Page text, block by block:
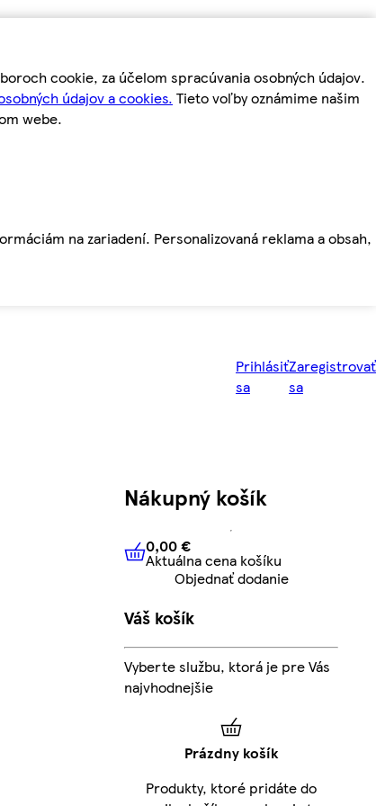
cookie, za účelom spracúvania osobných údajov.
údajov a cookies. Tieto voľby oznámime našim
webe.
na zariadení. Personalizovaná reklama a obsah,
Prihlásiť
sa
Zaregistrovať
sa
Nákupný košík
0,00 € Aktuálna cena košíku
0,00 €
Aktuálna cena košíku
Objednať dodanie
Váš košík
Vyberte službu, ktorá je pre Vás
najvhodnejšie
Prázdny košík
Produkty, ktoré pridáte do